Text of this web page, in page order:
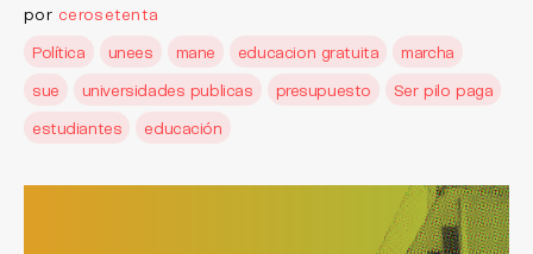
por cerosetenta
Política
unees mane educacion gratuita
marcha
sue
universidades publicas presupuesto
Ser pilo paga
estudiantes
educación